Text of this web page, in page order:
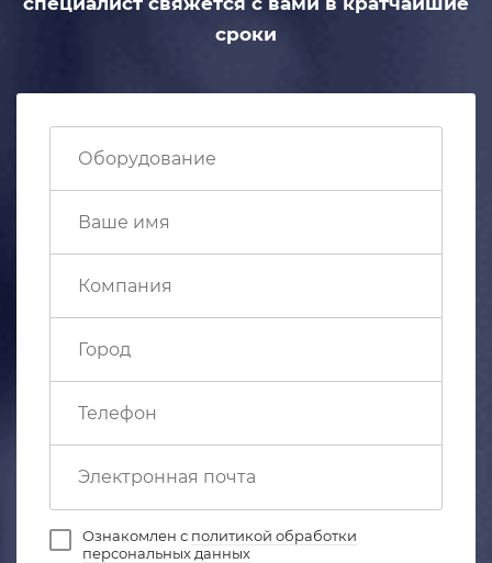
сроки
Ознакомлен с политикой обработки
персональных данных